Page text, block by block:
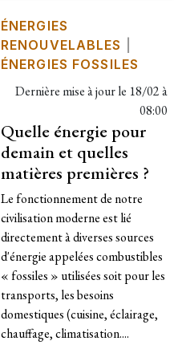
ÉNERGIES
RENOUVELABLES
ÉNERGIES FOSSILES
Dernière mise à jour le 18/02 à
08:00
Quelle énergie pour
demain et quelles
matières premières ?
Le fonctionnement de notre
civilisation moderne est lié
directement à diverses sources
d'énergie appelées combustibles
« fossiles » utilisées soit pour les
transports, les besoins
domestiques (cuisine, éclairage,
chauffage, climatisation....